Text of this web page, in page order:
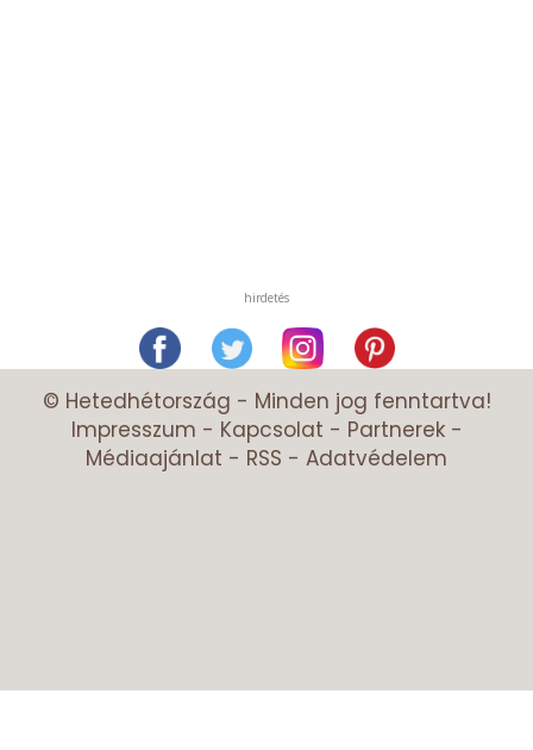
hirdetés
© Hetedhétország - Minden jog fenntartva!
Impresszum - Kapcsolat - Partnerek-
Médiaajánlat - RSS - Adatvédelem